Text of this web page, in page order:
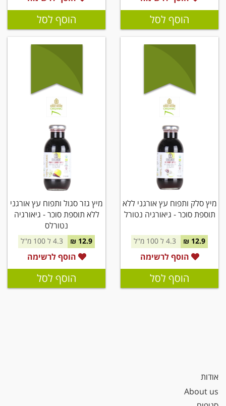
הוסף לסל הוסף לסל
מיץ סלק ותפוח עץ אורגני ללא
תוספת סוכר - גיאורגיה נטורל
12.9 ₪
הוסף לרשימה
הוסף לסל
מיץ גזר סגול ותפוח עץ אורגני
ללא תוספת סוכר - גיאורגיה
נטורלס
12.9 ₪
הוסף לרשימה
הוסף לסל
אודות
About us